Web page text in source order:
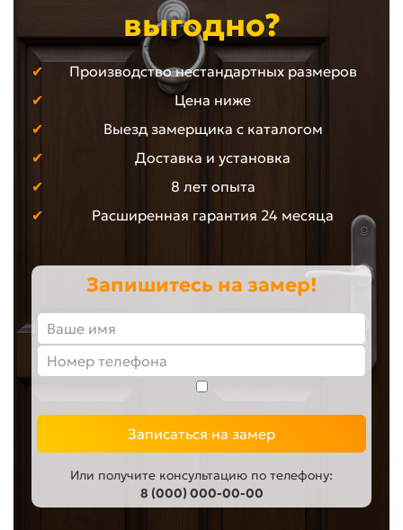
выгодно?
Производство нестандартных размеров
Цена ниже
Выезд замерщика с каталогом
Доставка и установка
8 лет опыта
Расширенная гарантия 24 месяца
Запишитесь на замер!
Записаться на замер
Или получите консультацию по телефону:
8 (000) 000-00-00